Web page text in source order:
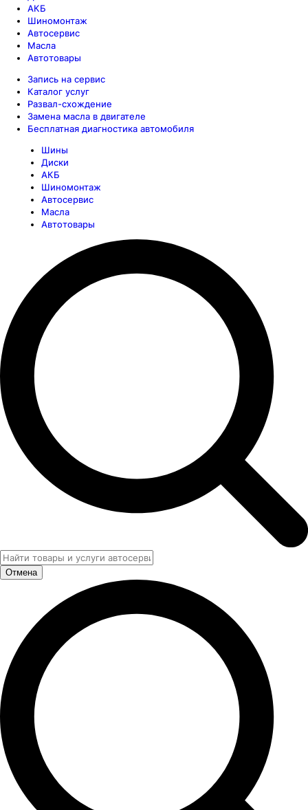
АКБ
Шиномонтаж
Автосервис
Масла
Автотовары
Запись на сервис
Каталог услуг
Развал-схождение
Замена масла в двигателе
Бесплатная диагностика автомобиля
Шины
Диски
АКБ
Шиномонтаж
Автосервис
Масла
Автотовары
Отмена